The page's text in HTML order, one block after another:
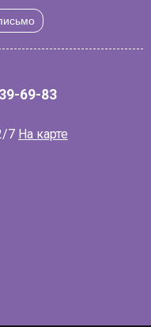
69-83
7 На карте